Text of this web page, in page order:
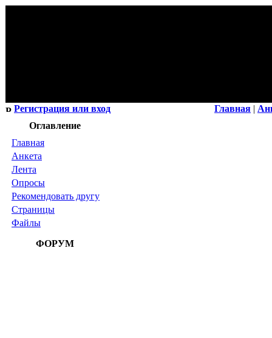
Регистрация или вход Главная |
Оглавление
Главная
Анкета
Лента
Опросы
Рекомендовать другу
Страницы
Файлы
ФОРУМ